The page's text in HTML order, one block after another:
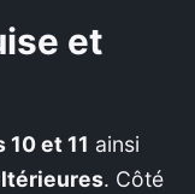
et
et 11 ainsi
. Côté